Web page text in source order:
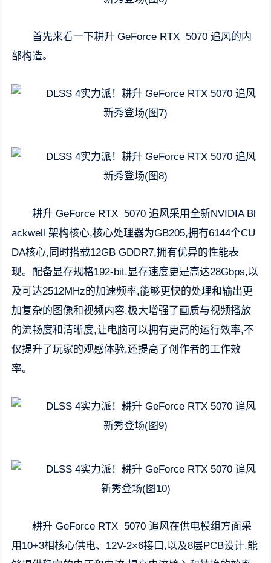
首先来看一下耕升 GeForce RTX 5070 追风的内
部构造。
耕升 GeForce RTX 5070 追风采用全新NVIDIA Bl
ackwell 架构核心,核心处理器为GB205,拥有6144个CU
DA核心,同时搭载12GB GDDR7,拥有优异的性能表
现。配备显存规格192-bit,显存速度更是高达28Gbps,以
及可达2512MHz的加速频率,能够更快的处理和输出更
加复杂的图像和视频内容,极大增强了画质与视频播放
的流畅度和清晰度,让电脑可以拥有更高的运行效率,不
仅提升了玩家的观感体验,还提高了创作者的工作效
率。
耕升 GeForce RTX 5070 追风在供电模组方面采
用10+3相核心供电、12V-2×6接口,以及8层PCB设计,能